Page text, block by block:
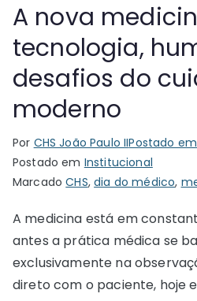
A nova
tecnologia,
desafios do
moderno
Por CHS João Paulo IIPostado
Postado em Institucional
MarcadoCHS,dia do médico,
A medicina está em
antes a prática médica se
exclusivamente na
direto com o paciente, hoje